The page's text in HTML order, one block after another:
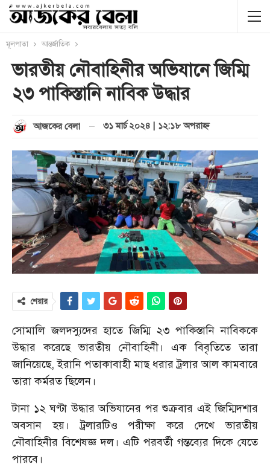
মূলপাতা আন্তর্জাতিক
ভারতীয় নৌবাহিনীর অভিযানে জিম্মি
২৩ পাকিস্তানি নাবিক উদ্ধার
আজকের বেলা ৩১ মার্চ ২০২৪ | ১২:১৮ অপরাহ্ণ
শেয়ার
সোমালি জলদস্যুদের হাতে জিম্মি ২৩ পাকিস্তানি নাবিককে
উদ্ধার করেছে ভারতীয় নৌবাহিনী। এক বিবৃতিতে তারা
জানিয়েছে, ইরানি পতাকাবাহী মাছ ধরার ট্রলার আল কামবারে
তারা কর্মরত ছিলেন।
টানা ১২ ঘণ্টা উদ্ধার অভিযানের পর শুক্রবার এই জিম্মিদশার
অবসান হয়। ট্রলারটিও পরীক্ষা করে দেখে ভারতীয়
নৌবাহিনীর বিশেষজ্ঞ দল। এটি পরবর্তী গন্তব্যের দিকে যেতে
পারবে।